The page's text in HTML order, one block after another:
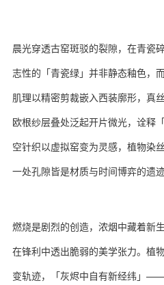
晨光穿透古窑斑驳的裂隙，在青瓷
志性的「青瓷绿」并非静态釉色
肌理以精密剪裁嵌入西装廓形，真
欧根纱层叠处泛起开片微光，诠释
空针织以虚拟窑变为灵感，植物染
一处孔隙皆是材质与时间博弈的遗迹
燃烧是剧烈的创造，浓烟中藏着新
在锋利中透出脆弱的美学张力。植
变轨迹，「灰烬中自有新经纬」